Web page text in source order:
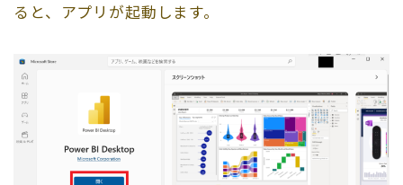
ると、アプリが起動します。